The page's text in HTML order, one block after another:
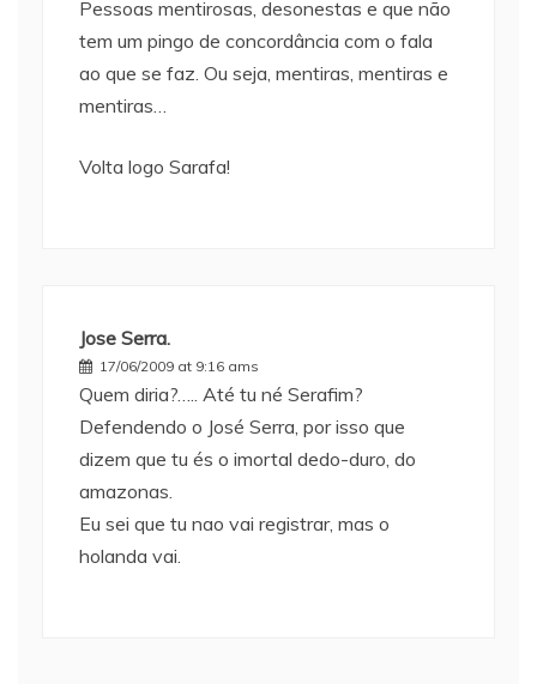
Pessoas mentirosas, desonestas e que não
tem um pingo de concordância com o fala
ao que se faz. Ou seja, mentiras, mentiras e
mentiras…
Volta logo Sarafa!
Jose Serra.
17/06/2009 at 9:16 ams
Quem diria?….. Até tu né Serafim?
Defendendo o José Serra, por isso que
dizem que tu és o imortal dedo-duro, do
amazonas.
Eu sei que tu nao vai registrar, mas o
holanda vai.